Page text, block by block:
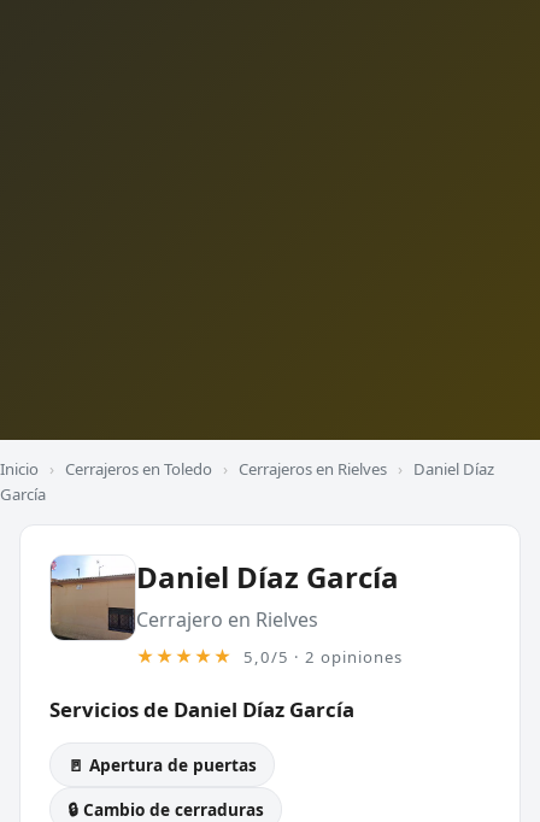
Inicio › Cerrajeros en Toledo › Cerrajeros en Rielves › Daniel Díaz
García
Daniel Díaz García
Cerrajero en Rielves
★★★★★ 5,0/5 · 2 opiniones
Servicios de Daniel Díaz García
🚪 Apertura de puertas
🔒 Cambio de cerraduras